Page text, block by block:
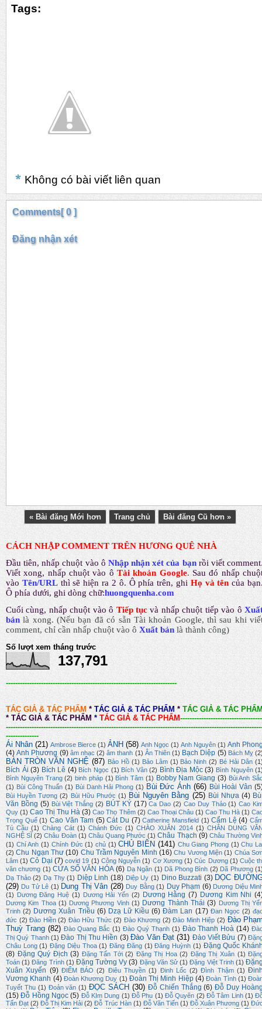
Tags:
Không có bài viết liên quan
Comments[ 0 ]
Đăng nhận xét
« Bài đăng Mới hơn Trang chủ Bài đăng Cũ hơn »
CÁCH NHẬP COMMENT TRÊN HƯƠNG QUÊ NHÀ
Đầu tiên, nhấp chuột vào ô Nhập nhận xét của bạn rồi viết comment
Viết xong, nhấp chuột vào ô Tài khoản Google. Sau đó nhấp
vào Tên/URL thì sẽ hiện ra 2 ô. Ô phía trên, ghiHọ và tên của
Ô phía dưới, ghi dòng chữ:huongquenha.com
Cuối cùng, nhấp chuột vào ô Tiếp tục và nhấp chuột tiếp vào ô
bản là xong.(Nếu bạn đã có sẵn Tài khoản Google, thì sau khi
comment, chỉ cần nhấp chuột vào ô Xuất bản là thành công)
Số lượt xem tháng trước
137,791
-------------------------------------------------------------------------
TÁC GIẢ & TÁC PHẨM * TÁC GIẢ & TÁC PHẨM * TÁC GIẢ & TÁC
* TÁC GIẢ & TÁC PHẨM * TÁC GIẢ & TÁC PHẨM-----------------------------------
--------------
Ái Nhân (21) Ambrose Bierce (1) ẢNH (58) Anh Ngọc (1) Anh Nguyên (1) Anh
(4) Anh Phương (9) âm nhạc (2) âm thanh (1) Ân Thiên (1) Bạch Diệp (5) Bách Mỵ
BÀN TRÒN VĂN NGHỆ (87) Bảo Hồ (1) Bảo Lâm (1) Bảo Ninh (2) Bé Hải Dân
Bích Ái (3) Bích Lê (4) Bích Ngọc (1) Bích Vân (2) Bình Địa Mộc (3) Bình Nguyên
Bình Nguyên Trang (2) binh pháp (1) Bình Tâm (1) Bobby Nam Giang (3) Bùi Anh
(1) Bùi Công Thuấn (1) Bùi Danh Hải Phong (1) Bùi Đức Ánh (66) Bùi Hoài Vân
Bùi Huyền Tương (2) Bùi Hữu Phước (1) Bùi Nguyên Bằng (25) Bùi Nhựa (4)
Văn Bồng (5) Bùi Việt Thắng (2) BÚT KÝ (17) Ca Dao (2) Cao Duy Thảo (1) Cao
Quy (1) Cao Thị Thu Hà (3) Cao Thọ Thêm (2) Cao Thoại Châu (1) Cao Thu Hà (1)
Trọng Quế (1) Cao Văn Tam (5) Cát Du (7) Catherine Mansfield (1) Cẩm Lệ (4)
Tú Cầu (1) Chàng Cát (1) Chánh Đức (1) CHÀO XUÂN 2014 (1) CHÂN DUNG
NGHỆ SĨ (2) Châu Đoàn (1) Châu Quang Phước (1) Châu Thạch (9) Châu Thường
(1) Chí Anh (1) Chính Đức (1) chủ (1) CHỦ BIÊN (141) Chu Giang Phong (1) Chu
(2) Chu Ngạn Thư (10) Chu Trầm Nguyên Minh (16) Chu Vương Miện (1) Chúa
Lâm (1) Cỏ Dại (7) covid 19 (1) Công Nguyễn (1) Cơ Xương (1) Cúc Dương (1) Cuộc
văn chương (1) CỬA SỔ VĂN HÓA (6) Dạ Ngân (1) Dã Phong Bình (2) Dã Phương
Dạ Thảo (2) Dạ Thy (1) Diệp Linh (18) Diệp Uy (1) Dino Buzzati (3) DỌC
(29) Du Tử Lê (1) Dung Thị Vân (28) Duy Bằng (1) Duy Phạm (6) Dương Diệu
(1)
Dương Đăng Huệ (1) Dương Hải Yến (2) Dương Hằng (7) Dương Kim Nhi
Dương Kim Thoa (1) Dương Phương Vinh (1) Dương Thành Thái (3) Dương Thị
Trinh (2) Dương Xuân Triều (6) Dzạ Lữ Kiều (6) Đàm Lan (17) Đan Ngọc (2)
đức (2) Đào Hiền (2) Đào Hữu Thức (2) Đào Khương (2) Đào Minh Hiệp (2) Đào
Thuỳ Trang (82) Đào Quang Bắc (1) Đào Quý Thạnh (1) Đào Thanh Hoà (14)
Thị Quý Thanh (1) Đào Thị Thu Hiền (3) Đào Văn Đạt (31) Đào Viết Bửu (7)
Châu Long (1) Đặng Diệu Thoa (1) Đăng Đăng (1) Đăng Huỳnh (1) Đặng Quốc
(8) Đặng Quý Địch (3) Đặng Tấn Tới (2) Đặng Thị Hoa (2) Đặng Thị Xuân (1)
Toán (1) Đăng Trình (1) Đặng Tường Vy (3) Đặng Văn Sử (1) Đặng Việt Trinh (1)
Xuân Xuyến (9) ĐIỂM BÁO (2) Điêu Thuyền (1) Đinh Lốc (2) Đình Thậm (1)
Vương Khanh (4) Đoàn Khương Duy (1) Đoàn Thị Minh Hiệp (4) Đoàn Tình (1)
Tuyết Thu (1) Đoản văn (1) ĐỌC SÁCH (30) Đỗ Chiến Thắng (6) Đỗ Duy
(15) Đỗ Hồng Ngọc (5) Đỗ KIm Dung (1) Đỗ Phu (1) Đỗ Quyên (2) Đỗ Tâm Linh (1)
Tấn Đạt (2) Đỗ Thị Kim Hải (2) Đỗ Trúc Hàn (1) Đỗ Văn Tiến (1) Đỗ Xuân Phương (1)